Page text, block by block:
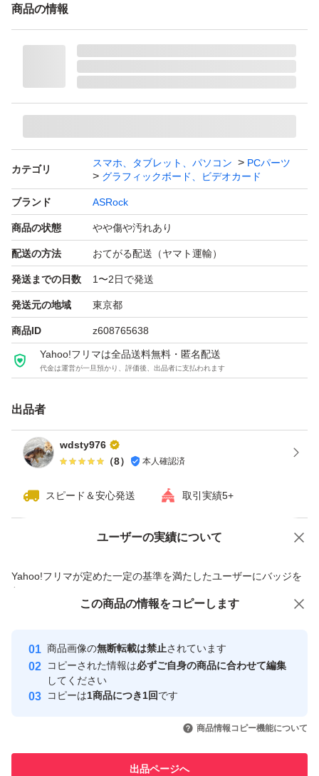
商品の情報
カテゴリ
スマホ、タブレット、パソコン
PCパーツ
グラフィックボード、ビデオカード
ブランド ASRock
商品の状態 やや傷や汚れあり
配送の方法 おてがる配送（ヤマト運輸）
発送までの日数 1〜2日で発送
発送元の地域 東京都
商品ID z608765638
Yahoo!フリマは全品送料無料・匿名配送
代金は運営が一旦預かり、評価後、出品者に支払われます
出品者
wdsty976
（8） 本人確認済
スピード＆安心発送 取引実績5+
ユーザーの実績について
Yahoo!フリマが定めた一定の基準を満たしたユーザーにバッジを
付与しています
安心取引出品者
心・安全なユーザーです
取引実績
引を完了させた実績があります
での取引実績があります
価格の相談 商品への質問
この商品の情報をコピーします
商品画像の無断転載は禁止されています
コピーされた情報は必ずご自身の商品に合わせて編集
してください
コピーは1商品につき1回です
商品情報コピー機能について
出品ページへ
この商品をみている人にオススメ